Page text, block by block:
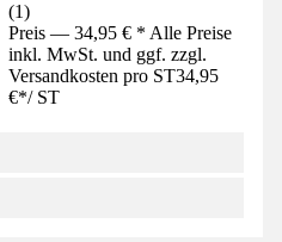
(1)
Preis — 34,95 € * Alle Preise
inkl. MwSt. und ggf. zzgl.
Versandkosten pro ST34,95
€*/ ST